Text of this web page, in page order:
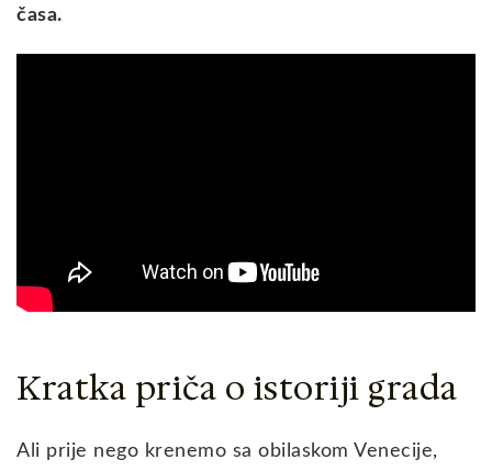
časa.
Kratka priča o istoriji grada
Ali prije nego krenemo sa obilaskom Venecije,